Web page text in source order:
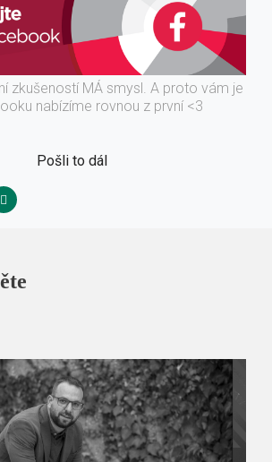
zkušeností MÁ smysl. A proto vám je
nabízíme rovnou z první <3
Pošli to dál